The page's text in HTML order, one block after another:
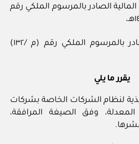
الصادر بالمرسوم الملكي رقم
ونظام الشركات الصادر بالمرسوم الملكي رقم (م /١٣٢)
يقرر ما يلي
لنظام الشركات الخاصة بشركات
وفق الصيغة المرافقة،